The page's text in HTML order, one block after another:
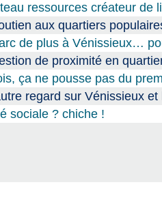
ressources créateur de
aux quartiers
de plus à Vénissieux…
de proximité en
ça ne pousse pas du
regard sur Vénissieux
sociale ? chiche !